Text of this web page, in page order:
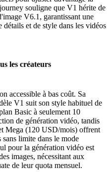
souligne que V1 hérite de
V6.1, garantissant une
et de style dans les vidéos
les créateurs
accessible à bas coût. Sa
V1 suit son style habituel de
Basic à seulement 10
de génération vidéo, tandis
Mega (120 USD/mois) offrent
limite dans le mode
pour la génération vidéo est
images, nécessitant aux
de leur quota mensuel.